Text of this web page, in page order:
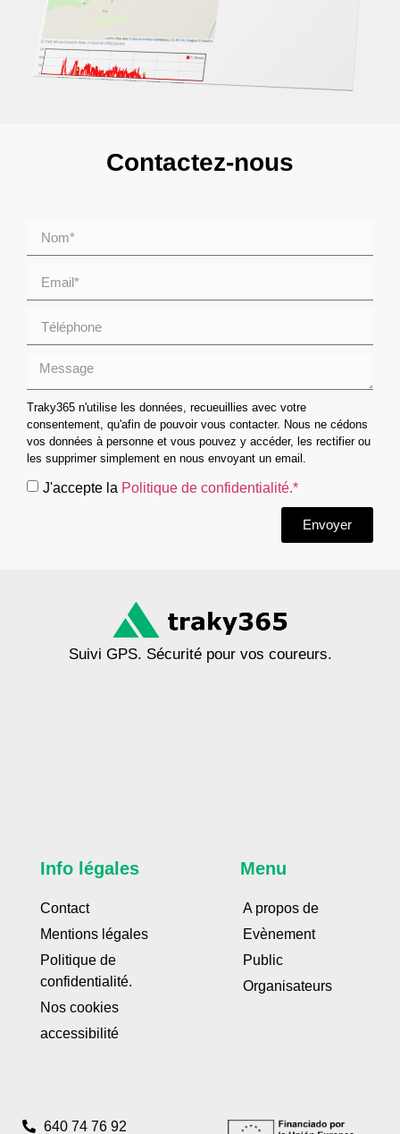
Contactez-nous
Traky365 n'utilise les données, recueuillies avec votre
consentement, qu'afin de pouvoir vous contacter. Nous ne cédons
vos données à personne et vous pouvez y accéder, les rectifier ou
les supprimer simplement en nous envoyant un email.
J'accepte la Politique de confidentialité.*
Envoyer
Suivi GPS. Sécurité pour vos coureurs.
Info légales
Contact
Mentions légales
Politique de
confidentialité.
Nos cookies
accessibilité
Menu
A propos de
Evènement
Public
Organisateurs
640 74 76 92